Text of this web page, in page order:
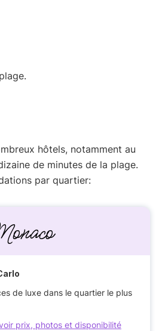
hôtels, notamment au
de minutes de la plage.
par quartier:
de luxe dans le quartier le plus
prix, photos et disponibilité